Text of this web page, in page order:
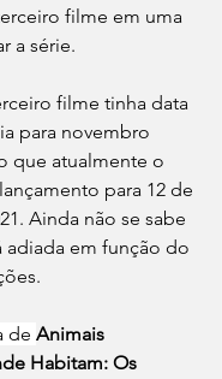
filme em uma
a série.
filme tinha data
para novembro
que atualmente o
para 12 de
Ainda não se sabe
adiada em função do
de Animais
Habitam: Os